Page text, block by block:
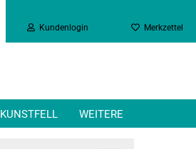
Kundenlogin Merkzettel
KUNSTFELL WEITERE